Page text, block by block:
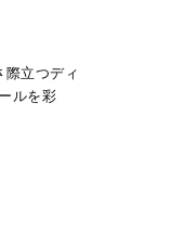
立つディ
ルを彩